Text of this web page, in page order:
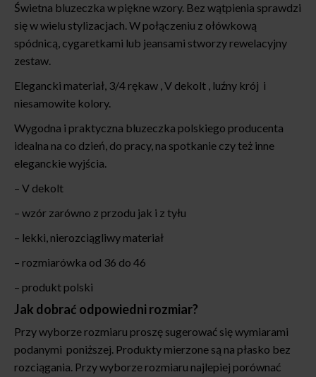
Świetna bluzeczka w piękne wzory. Bez wątpienia sprawdzi
się w wielu stylizacjach. W połączeniu z ołówkową
spódnicą, cygaretkami lub jeansami stworzy rewelacyjny
zestaw.
Elegancki materiał, 3/4 rękaw , V dekolt , luźny krój i
niesamowite kolory.
Wygodna i praktyczna bluzeczka polskiego producenta
idealna na co dzień, do pracy, na spotkanie czy też inne
eleganckie wyjścia.
– V dekolt
– wzór zarówno z przodu jak i z tyłu
– lekki, nierozciągliwy materiał
– rozmiarówka od 36 do 46
– produkt polski
Jak dobrać odpowiedni rozmiar?
Przy wyborze rozmiaru proszę sugerować się wymiarami
podanymi poniższej. Produkty mierzone są na płasko bez
rozciągania. Przy wyborze rozmiaru najlepiej porównać